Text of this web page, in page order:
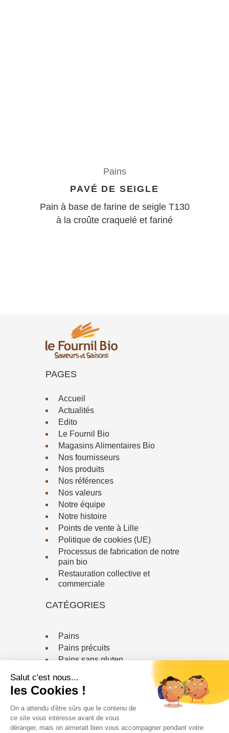
Pains
PAVÉ DE SEIGLE
Pain à base de farine de seigle T130
à la croûte craquelé et fariné
PAGES
Accueil
Actualités
Edito
Le Fournil Bio
Magasins Alimentaires Bio
Nos fournisseurs
Nos produits
Nos références
Nos valeurs
Notre équipe
Notre histoire
Points de vente à Lille
Politique de cookies (UE)
Processus de fabrication de notre
pain bio
Restauration collective et
commerciale
CATÉGORIES
Pains
Pains précuits
Pains sans gluten
CONTACTEZ-NOUS
Téléphone : 03 20 79 18 64